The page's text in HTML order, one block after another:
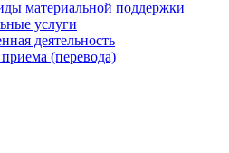
материальной поддержки
услуги
деятельность
(перевода)